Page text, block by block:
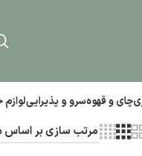
چای و قهوهسرو و پذیرایی